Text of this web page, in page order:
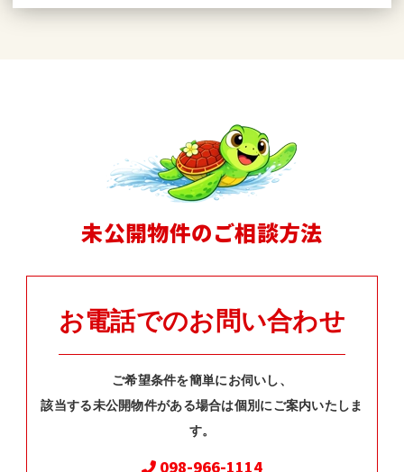
未公開物件のご相談方法
お電話でのお問い合わせ
ご希望条件を簡単にお伺いし、
該当する未公開物件がある場合は個別にご案内いたしま
す。
098-966-1114